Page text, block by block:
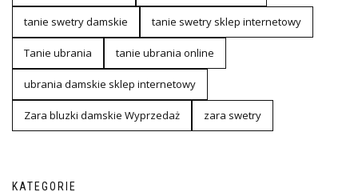
tanie swetry damskie tanie swetry sklep internetowy
Tanie ubrania tanie ubrania online
ubrania damskie sklep internetowy
Zara bluzki damskie Wyprzedaż zara swetry
KATEGORIE